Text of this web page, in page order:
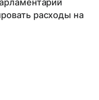
расходы на